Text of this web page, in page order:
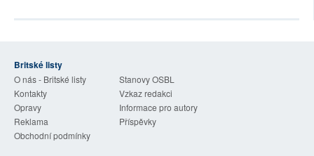
Britské listy
O nás - Britské listy
Stanovy OSBL
Kontakty
Vzkaz redakci
Opravy
Informace pro autory
Reklama
Příspěvky
Obchodní podmínky